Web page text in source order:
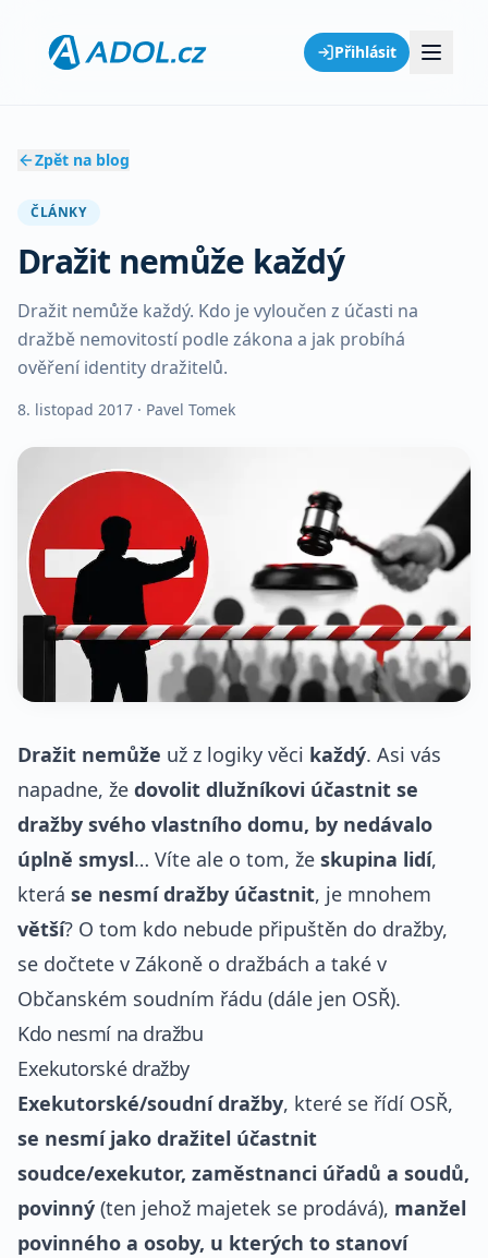
Přihlásit
Zpět na blog
ČLÁNKY
Dražit nemůže každý
Dražit nemůže každý. Kdo je vyloučen z účasti na
dražbě nemovitostí podle zákona a jak probíhá
ověření identity dražitelů.
8. listopad 2017 · Pavel Tomek
Dražit nemůže už z logiky věci každý. Asi vás
napadne, že dovolit dlužníkovi účastnit se
dražby svého vlastního domu, by nedávalo
úplně smysl… Víte ale o tom, že skupina lidí,
která se nesmí dražby účastnit, je mnohem
větší? O tom kdo nebude připuštěn do dražby,
se dočtete v Zákoně o dražbách a také v
Občanském soudním řádu (dále jen OSŘ).
Kdo nesmí na dražbu
Exekutorské dražby
Exekutorské/soudní dražby, které se řídí OSŘ,
se nesmí jako dražitel účastnit
soudce/exekutor, zaměstnanci úřadů a soudů,
povinný (ten jehož majetek se prodává), manžel
povinného a osoby, u kterých to stanoví